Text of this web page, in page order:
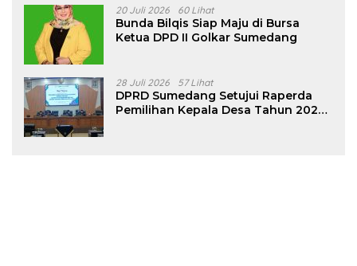
20 Juli 2026 60 Lihat
Bunda Bilqis Siap Maju di Bursa
Ketua DPD II Golkar Sumedang
28 Juli 2026 57 Lihat
DPRD Sumedang Setujui Raperda
Pemilihan Kepala Desa Tahun 2026